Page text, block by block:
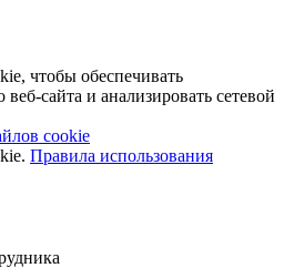
чтобы обеспечивать
сайта и анализировать сетевой
cookie
Правила использования